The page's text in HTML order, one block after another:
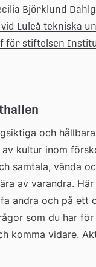
Björklund
Luleå tekniska
för stiftelsen
och
kultur inom
samtala, vända
av varandra.
andra och på ett
som du har
komma vidare.